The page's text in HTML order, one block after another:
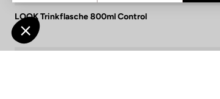
LOOK Trinkflasche 800ml Control
9,00 €
Unsere Plattform ermöglicht es Ihnen, Ihre